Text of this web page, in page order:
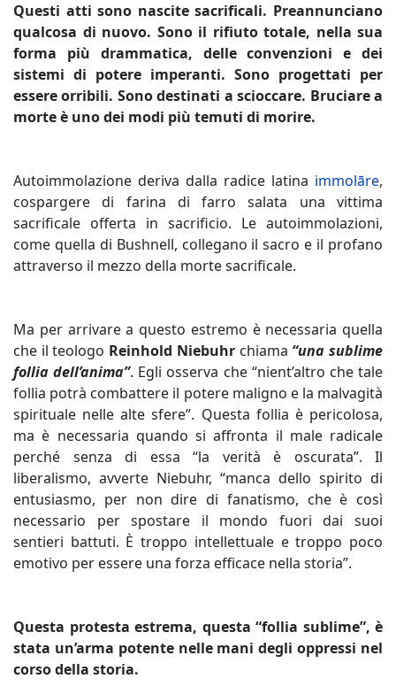
Questi atti sono nascite sacrificali. Preannunciano
qualcosa di nuovo. Sono il rifiuto totale, nella sua
forma più drammatica, delle convenzioni e dei
sistemi di potere imperanti. Sono progettati per
essere orribili. Sono destinati a scioccare. Bruciare a
morte è uno dei modi più temuti di morire.
Autoimmolazione deriva dalla radice latina immolāre,
cospargere di farina di farro salata una vittima
sacrificale offerta in sacrificio. Le autoimmolazioni,
come quella di Bushnell, collegano il sacro e il profano
attraverso il mezzo della morte sacrificale.
Ma per arrivare a questo estremo è necessaria quella
che il teologo Reinhold Niebuhrchiama “una sublime
follia dell’anima”. Egli osserva che “nient’altro che tale
follia potrà combattere il potere maligno e la malvagità
spirituale nelle alte sfere”. Questa follia è pericolosa,
ma è necessaria quando si affronta il male radicale
perché senza di essa “la verità è oscurata”. Il
liberalismo, avverte Niebuhr, “manca dello spirito di
entusiasmo, per non dire di fanatismo, che è così
necessario per spostare il mondo fuori dai suoi
sentieri battuti. È troppo intellettuale e troppo poco
emotivo per essere una forza efficace nella storia”.
Questa protesta estrema, questa “follia sublime”, è
stata un’arma potente nelle mani degli oppressi nel
corso della storia.